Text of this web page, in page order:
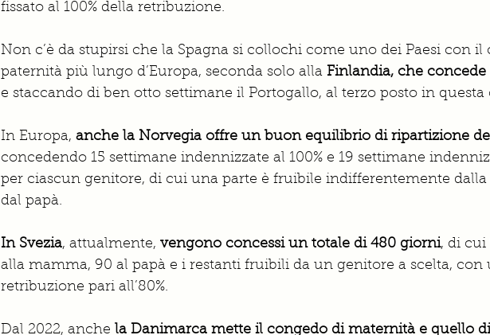
fissato al 100% della retribuzione.
Non c’è da stupirsi che la Spagna si collochi come uno dei Paesi con il
paternità più lungo d’Europa, seconda solo alla Finlandia, che concede
e staccando di ben otto settimane il Portogallo, al terzo posto in questa
In Europa, anche la Norvegia offre un buon equilibrio di ripartizione
concedendo 15 settimane indennizzate al 100% e 19 settimane
per ciascun genitore, di cui una parte è fruibile indifferentemente
dal papà.
In Svezia, attualmente, vengono concessi un totale di 480 giorni, di cui
alla mamma, 90 al papà e i restanti fruibili da un genitore a scelta, con
retribuzione pari all’80%.
Dal 2022, anche la Danimarca mette il congedo di maternità e quello